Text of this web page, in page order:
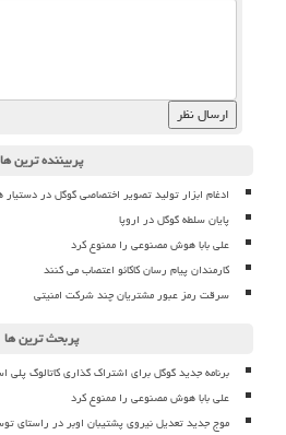
پربیننده ترین ها
ادغام ابزار تولید تصویر اختصاصی گوگل در
پایان سلطه گوگل در اروپا
علی بابا هوش مصنوعی را ممنوع کرد
کارمندان پیام رسان کاکائو اعتصاب می کنند
سرقت رمز عبور مشتریان چند شرکت امنیتی
پربحث ترین ها
برنامه جدید گوگل برای اشتراک گذاری کاتالوگ پلی
علی بابا هوش مصنوعی را ممنوع کرد
موج جدید تعدیل نیروی پشتیبان اوبر در راستای